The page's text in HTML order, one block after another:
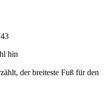
hin
der breiteste Fuß für den